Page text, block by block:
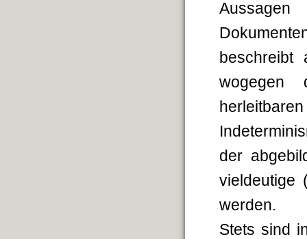
wogegen
der
vieldeutige
werden.
Stets sind